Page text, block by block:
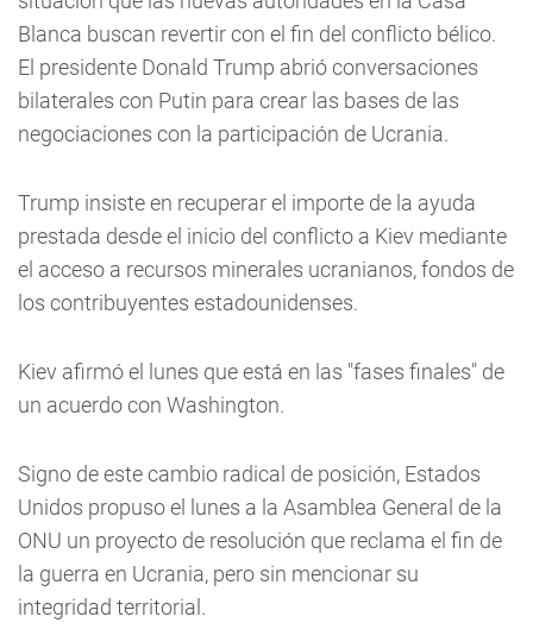
Blanca buscan revertir con el fin del conflicto bélico.
El presidente Donald Trump abrió conversaciones
bilaterales con Putin para crear las bases de las
negociaciones con la participación de Ucrania.
Trump insiste en recuperar el importe de la ayuda
prestada desde el inicio del conflicto a Kiev mediante
el acceso a recursos minerales ucranianos, fondos de
los contribuyentes estadounidenses.
Kiev afirmó el lunes que está en las "fases finales" de
un acuerdo con Washington.
Signo de este cambio radical de posición, Estados
Unidos propuso el lunes a la Asamblea General de la
ONU un proyecto de resolución que reclama el fin de
la guerra en Ucrania, pero sin mencionar su
integridad territorial.